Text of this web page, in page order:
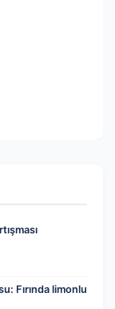
Fırında limonlu